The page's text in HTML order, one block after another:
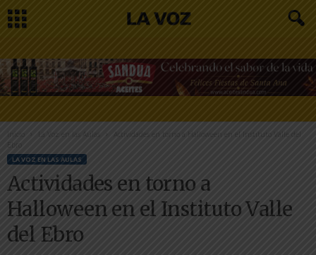
Inicio La Voz en las Aulas
Actividades en torno a Halloween en el Instituto Valle del
LA VOZ EN LAS AULAS
Actividades en torno a
Halloween en el Instituto Valle
del Ebro